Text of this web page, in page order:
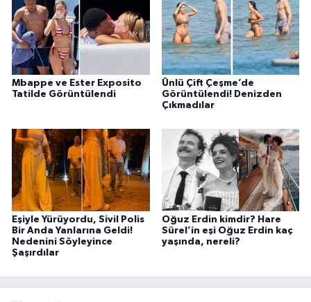
Mbappe ve Ester Exposito
Tatilde Görüntülendi
Ünlü Çift Çeşme’de
Görüntülendi! Denizden
Çıkmadılar
Eşiyle Yürüyordu, Sivil Polis
Bir Anda Yanlarına Geldi!
Nedenini Söyleyince
Şaşırdılar
Oğuz Erdin kimdir? Hare
Sürel’in eşi Oğuz Erdin kaç
yaşında, nereli?